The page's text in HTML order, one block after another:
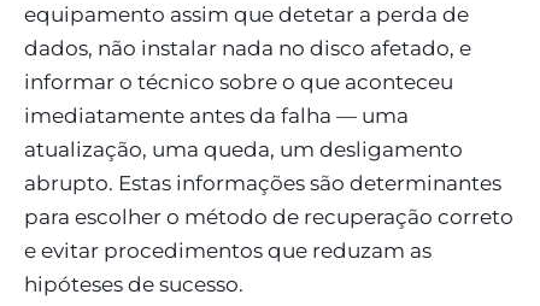
equipamento assim que detetar a perda de
dados, não instalar nada no disco afetado, e
informar o técnico sobre o que aconteceu
imediatamente antes da falha — uma
atualização, uma queda, um desligamento
abrupto. Estas informações são determinantes
para escolher o método de recuperação correto
e evitar procedimentos que reduzam as
hipóteses de sucesso.